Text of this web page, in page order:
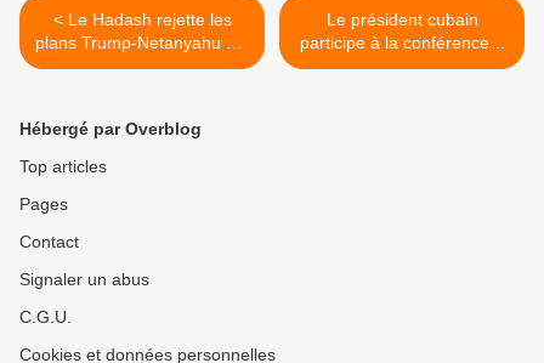
< Le Hadash rejette les
plans Trump-Netanyahu sur
le déplacement forcé des
Le président cubain
participe à la conférence «
Pour l'équilibre du monde"
Hébergé par Overblog
Top articles
Pages
Contact
Signaler un abus
C.G.U.
Cookies et données personnelles